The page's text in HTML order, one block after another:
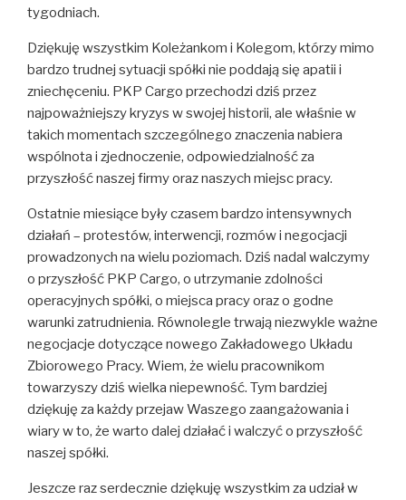
tygodniach.
Dziękuję wszystkim Koleżankom i Kolegom, którzy mimo
bardzo trudnej sytuacji spółki nie poddają się apatii i
zniechęceniu. PKP Cargo przechodzi dziś przez
najpoważniejszy kryzys w swojej historii, ale właśnie w
takich momentach szczególnego znaczenia nabiera
wspólnota i zjednoczenie, odpowiedzialność za
przyszłość naszej firmy oraz naszych miejsc pracy.
Ostatnie miesiące były czasem bardzo intensywnych
działań – protestów, interwencji, rozmów i negocjacji
prowadzonych na wielu poziomach. Dziś nadal walczymy
o przyszłość PKP Cargo, o utrzymanie zdolności
operacyjnych spółki, o miejsca pracy oraz o godne
warunki zatrudnienia. Równolegle trwają niezwykle ważne
negocjacje dotyczące nowego Zakładowego Układu
Zbiorowego Pracy. Wiem, że wielu pracownikom
towarzyszy dziś wielka niepewność. Tym bardziej
dziękuję za każdy przejaw Waszego zaangażowania i
wiary w to, że warto dalej działać i walczyć o przyszłość
naszej spółki.
Jeszcze raz serdecznie dziękuję wszystkim za udział w